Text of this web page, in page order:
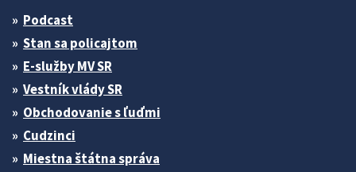
Podcast
Stan sa policajtom
E-služby MV SR
Vestník vlády SR
Obchodovanie s ľuďmi
Cudzinci
Miestna štátna správa